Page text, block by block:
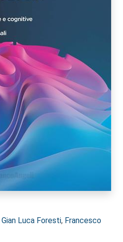
Gian Luca Foresti, Francesco